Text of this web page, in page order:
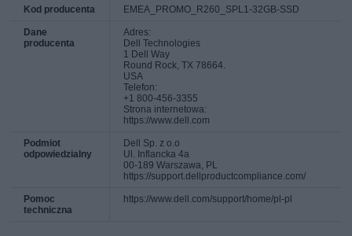
Kod producenta EMEA_PROMO_R260_SPL1-32GB-SSD
Dane
producenta
Adres:
Dell Technologies
1 Dell Way
Round Rock, TX 78664.
USA
Telefon:
+1 800-456-3355
Strona internetowa:
https://www.dell.com
Podmiot
odpowiedzialny
Dell Sp. z o.o
Ul. Inflancka 4a
00-189 Warszawa, PL
https://support.dellproductcompliance.com/
Pomoc
techniczna
https://www.dell.com/support/home/pl-pl